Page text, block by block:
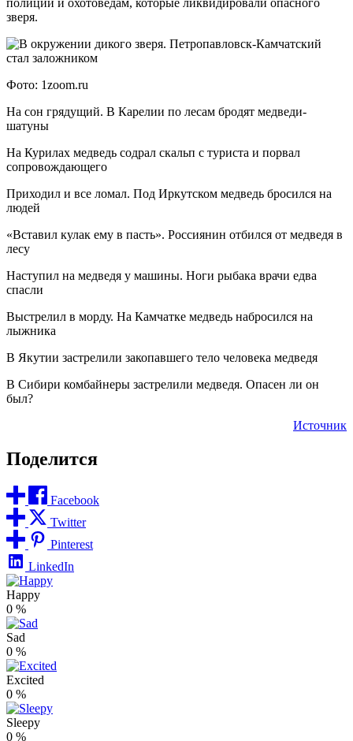
зверя.
Фото: 1zoom.ru
На сон грядущий. В Карелии по лесам бродят медведи-
шатуны
На Курилах медведь содрал скальп с туриста и порвал
сопровождающего
Приходил и все ломал. Под Иркутском медведь бросился на
людей
«Вставил кулак ему в пасть». Россиянин отбился от медведя в
лесу
Наступил на медведя у машины. Ноги рыбака врачи едва
спасли
Выстрелил в морду. На Камчатке медведь набросился на
лыжника
В Якутии застрелили закопавшего тело человека медведя
В Сибири комбайнеры застрелили медведя. Опасен ли он
был?
Источник
Поделится
Facebook
Twitter
Pinterest
LinkedIn
Happy
0 %
Sad
0 %
Excited
0 %
Sleepy
0 %